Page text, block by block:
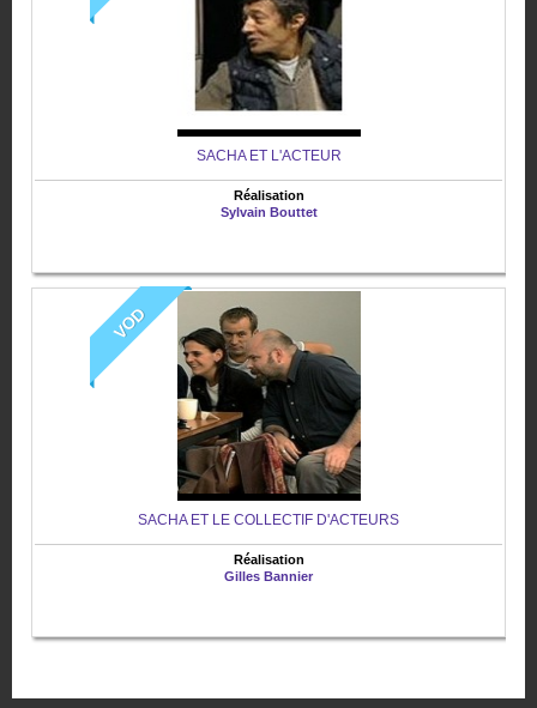
SACHA ET L'ACTEUR
Réalisation
Sylvain Bouttet
VOD
SACHA ET LE COLLECTIF D'ACTEURS
Réalisation
Gilles Bannier